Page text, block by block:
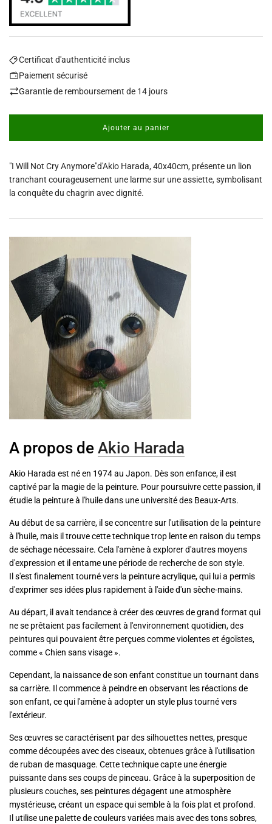
Certificat d'authenticité inclus
Paiement sécurisé
Garantie de remboursement de 14 jours
Ajouter au panier
c
r
g
e
t
.
"I Will Not Cry Anymore"d'Akio Harada, 40x40cm, présente un lion
tranchant courageusement une larme sur une assiette, symbolisant
la conquête du chagrin avec dignité.
A propos de Akio Harada
Akio Harada est né en 1974 au Japon. Dès son enfance, il est
captivé par la magie de la peinture. Pour poursuivre cette passion, il
étudie la peinture à l'huile dans une université des Beaux-Arts.
Au début de sa carrière, il se concentre sur l'utilisation de la peinture
à l'huile, mais il trouve cette technique trop lente en raison du temps
de séchage nécessaire. Cela l'amène à explorer d'autres moyens
d'expression et il entame une période de recherche de son style.
Il s'est finalement tourné vers la peinture acrylique, qui lui a permis
d'exprimer ses idées plus rapidement à l'aide d'un sèche-mains.
Au départ, il avait tendance à créer des œuvres de grand format qui
ne se prêtaient pas facilement à l'environnement quotidien, des
peintures qui pouvaient être perçues comme violentes et égoïstes,
comme « Chien sans visage ».
Cependant, la naissance de son enfant constitue un tournant dans
sa carrière. Il commence à peindre en observant les réactions de
son enfant, ce qui l'amène à adopter un style plus tourné vers
l'extérieur.
Ses œuvres se caractérisent par des silhouettes nettes, presque
comme découpées avec des ciseaux, obtenues grâce à l'utilisation
de ruban de masquage. Cette technique capte une énergie
puissante dans ses coups de pinceau. Grâce à la superposition de
plusieurs couches, ses peintures dégagent une atmosphère
mystérieuse, créant un espace qui semble à la fois plat et profond.
Il utilise une palette de couleurs variées mais avec des tons sobres,